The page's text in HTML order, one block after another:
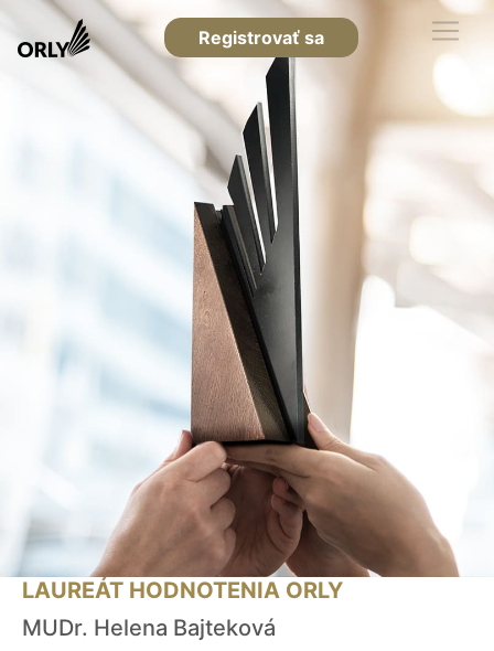
Registrovať sa
LAUREÁT HODNOTENIA ORLY
MUDr. Helena Bajteková